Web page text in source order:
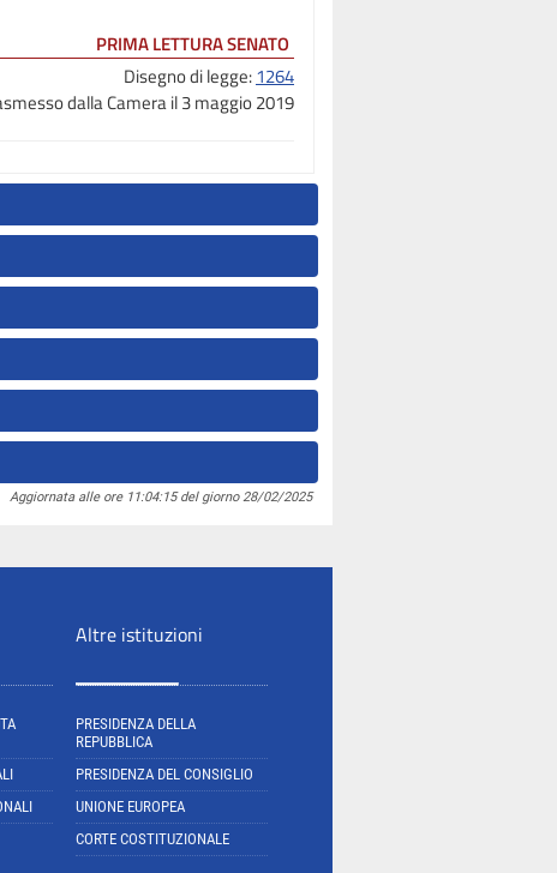
PRIMA LETTURA SENATO
Disegno di legge:1264
dalla Camera il 3 maggio 2019
Aggiornata alle ore 11:04:15 del giorno 28/02/2025
Altre istituzioni
PRESIDENZA DELLA
REPUBBLICA
PRESIDENZA DEL CONSIGLIO
UNIONE EUROPEA
CORTE COSTITUZIONALE